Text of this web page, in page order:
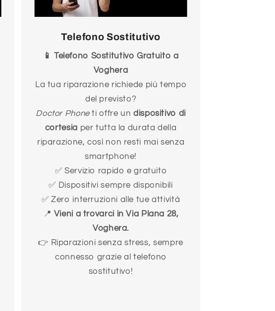
Telefono Sostitutivo
📱 Telefono Sostitutivo Gratuito a
Voghera
La tua riparazione richiede più tempo
del previsto?
Doctor Phoneti offre undispositivo di
cortesia per tutta la durata della
riparazione, così non resti mai senza
smartphone!
✅ Servizio rapido e gratuito
✅ Dispositivi sempre disponibili
✅ Zero interruzioni alle tue attività
📍 Vieni a trovarci in Via Plana 28,
Voghera.
👉 Riparazioni senza stress, sempre
connesso grazie al telefono
sostitutivo!